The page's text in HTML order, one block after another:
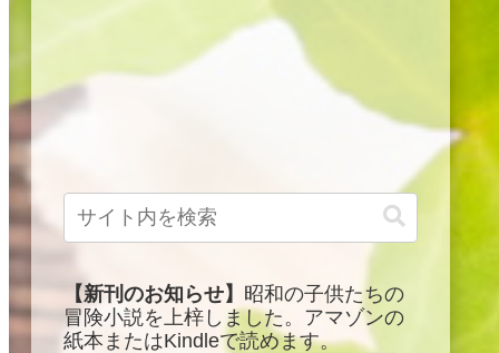
【新刊のお知らせ】 昭和の子供たちの
冒険小説を上梓しました。アマゾンの
紙本またはKindleで読めます。